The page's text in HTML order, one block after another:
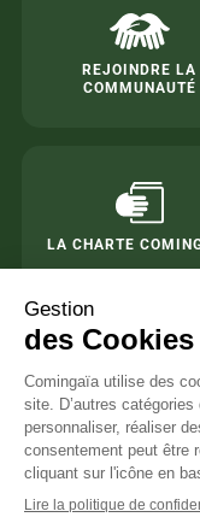
REJOINDRE LA
COMMUNAUTÉ
LA CHARTE
Le réseau